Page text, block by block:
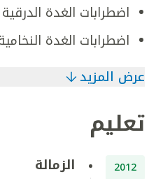
اضطرابات الغدة
اضطرابات الغدة
عرض المزيد
تعليم
2012 الزمالة